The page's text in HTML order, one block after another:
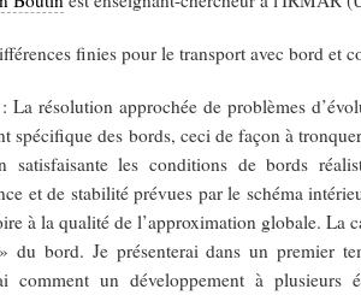
finies pour le transport avec bord et
La résolution approchée de problèmes
spécifique des bords, ceci de façon à
satisfaisante les conditions de bords
et de stabilité prévues par le schéma
à la qualité de l’approximation globale. La
du bord. Je présenterai dans un premier
comment un développement à plusieurs